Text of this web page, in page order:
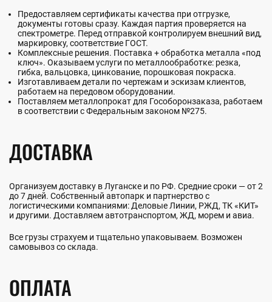
Предоставляем сертификаты качества при отгрузке,
документы готовы сразу. Каждая партия проверяется на
спектрометре. Перед отправкой контролируем внешний вид,
маркировку, соответствие ГОСТ.
Комплексные решения. Поставка + обработка металла «под
ключ». Оказываем услуги по металлообработке: резка,
гибка, вальцовка, цинкование, порошковая покраска.
Изготавливаем детали по чертежам и эскизам клиентов,
работаем на передовом оборудовании.
Поставляем металлопрокат для Гособоронзаказа, работаем
в соответствии с Федеральным законом №275.
ДОСТАВКА
Организуем доставку в Луганске и по РФ. Средние сроки — от 2
до 7 дней. Собственный автопарк и партнерство с
логистическими компаниями: Деловые Линии, РЖД, ТК «КИТ»
и другими. Доставляем автотранспортом, ЖД, морем и авиа.
Все грузы страхуем и тщательно упаковываем. Возможен
самовывоз со склада.
ОПЛАТА